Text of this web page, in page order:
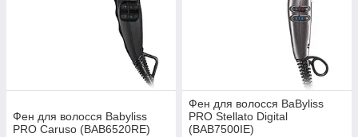
Фен для волосся Babyliss
PRO Caruso (BAB6520RE)
Фен для волосся BaByliss
PRO Stellato Digital
(BAB7500IE)